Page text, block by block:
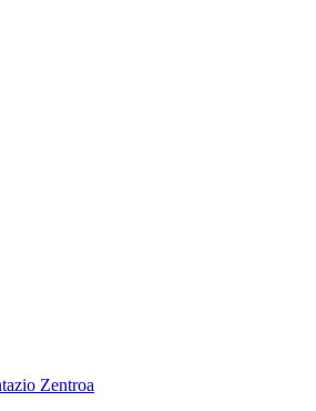
Zentroa